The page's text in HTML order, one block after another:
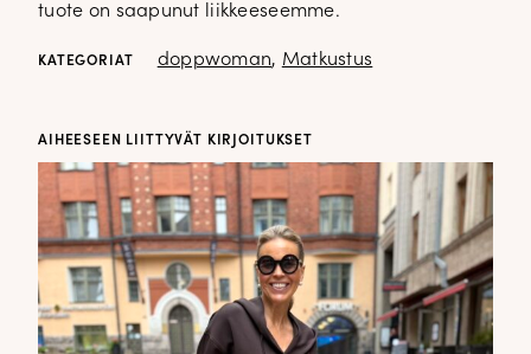
tuote on saapunut liikkeeseemme.
KATEGORIAT doppwoman, Matkustus
AIHEESEEN LIITTYVÄT KIRJOITUKSET